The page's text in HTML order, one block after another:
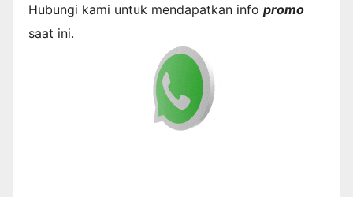
Hubungi kami untuk mendapatkan info promo
saat ini.